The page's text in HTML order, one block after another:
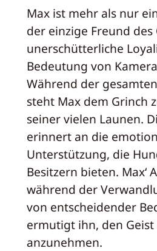
Max ist mehr als nur
der einzige Freund des
unerschütterliche
Bedeutung von
Während der
steht Max dem Grinch
seiner vielen Launen.
erinnert an die
Unterstützung, die
Besitzern bieten. Max‘
während der
von entscheidender
ermutigt ihn, den
anzunehmen.